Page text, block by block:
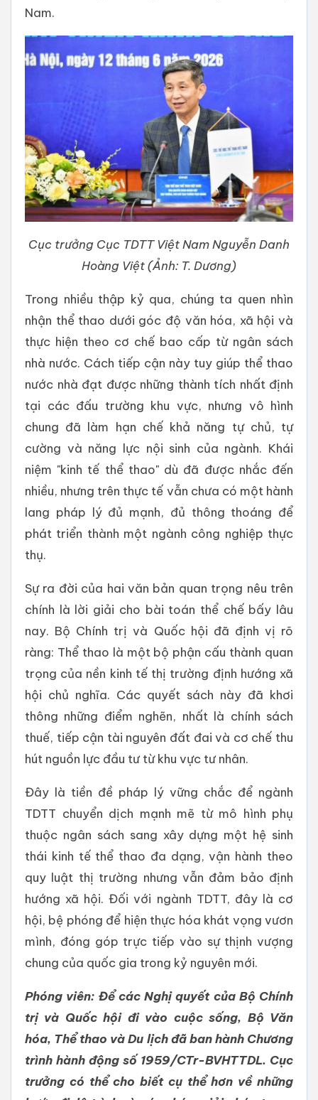
Nam.
Cục trưởng Cục TDTT Việt Nam Nguyễn Danh
Hoàng Việt (Ảnh: T. Dương)
Trong nhiều thập kỷ qua, chúng ta quen nhìn
nhận thể thao dưới góc độ văn hóa, xã hội và
thực hiện theo cơ chế bao cấp từ ngân sách
nhà nước. Cách tiếp cận này tuy giúp thể thao
nước nhà đạt được những thành tích nhất định
tại các đấu trường khu vực, nhưng vô hình
chung đã làm hạn chế khả năng tự chủ, tự
cường và năng lực nội sinh của ngành. Khái
niệm "kinh tế thể thao" dù đã được nhắc đến
nhiều, nhưng trên thực tế vẫn chưa có một hành
lang pháp lý đủ mạnh, đủ thông thoáng để
phát triển thành một ngành công nghiệp thực
thụ.
Sự ra đời của hai văn bản quan trọng nêu trên
chính là lời giải cho bài toán thể chế bấy lâu
nay. Bộ Chính trị và Quốc hội đã định vị rõ
ràng: Thể thao là một bộ phận cấu thành quan
trọng của nền kinh tế thị trường định hướng xã
hội chủ nghĩa. Các quyết sách này đã khơi
thông những điểm nghẽn, nhất là chính sách
thuế, tiếp cận tài nguyên đất đai và cơ chế thu
hút nguồn lực đầu tư từ khu vực tư nhân.
Đây là tiền đề pháp lý vững chắc để ngành
TDTT chuyển dịch mạnh mẽ từ mô hình phụ
thuộc ngân sách sang xây dựng một hệ sinh
thái kinh tế thể thao đa dạng, vận hành theo
quy luật thị trường nhưng vẫn đảm bảo định
hướng xã hội. Đối với ngành TDTT, đây là cơ
hội, bệ phóng để hiện thực hóa khát vọng vươn
mình, đóng góp trực tiếp vào sự thịnh vượng
chung của quốc gia trong kỷ nguyên mới.
Phóng viên: Để các Nghị quyết của Bộ Chính
trị và Quốc hội đi vào cuộc sống, Bộ Văn
hóa, Thể thao và Du lịch đã ban hành Chương
trình hành động số 1959/CTr-BVHTTDL. Cục
trưởng có thể cho biết cụ thể hơn về những